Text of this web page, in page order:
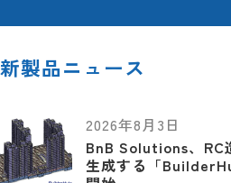
新製品ニュース
2026年8月3日
BnB Solutions、RC
生成する「